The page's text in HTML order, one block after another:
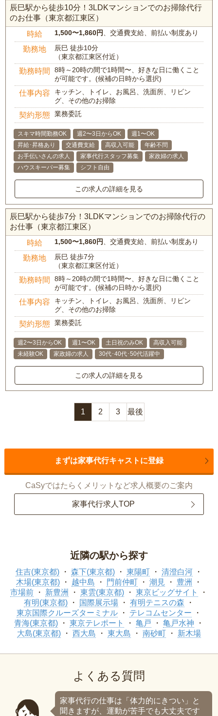
辰巳駅から徒歩10分！3LDKマンションでのお掃除代行
のお仕事（東京都江東区）
時給 1,500〜1,860円 、交通費支給、前払い制度あり
勤務地
辰巳 徒歩10分
（東京都江東区付近）
勤務時間
8時～20時の間で1時間〜、好きな日に働くこと
が可能です。(候補の日時から選択)
仕事内容
キッチン、トイレ、お風呂、洗面所、リビン
グ、その他のお掃除
契約形態 業務委託
スキマ時間勤務OK 週2〜3日からOK
週1〜OK
昇給･昇格あり
交通費支給 高収入可能
年齢不問
お手伝いさんの求人
家事代行スタッフ募集
家政婦の求人
ハウスキーパー募集
シフト自由
この求人の詳細を見る
辰巳駅から徒歩7分！3LDKマンションでのお掃除代行の
お仕事（東京都江東区）
時給 1,500〜1,860円 、交通費支給、前払い制度あり
勤務地
辰巳 徒歩7分
（東京都江東区付近）
勤務時間
8時～20時の間で1時間〜、好きな日に働くこと
が可能です。(候補の日時から選択)
仕事内容
キッチン、トイレ、お風呂、洗面所、リビン
グ、その他のお掃除
契約形態 業務委託
週2〜3日からOK 週1〜OK 土日祝のみOK
高収入可能
未経験OK
家政婦の求人 30代･40代･50代活躍中
この求人の詳細を見る
1 2 3 最後
まずは家事代行キャストに登録
CaSyではたらくメリットなど求人概要のご案内
家事代行求人TOP
近隣の駅から探す
住吉(東京都) 森下(東京都) 東陽町
清澄白河
木場(東京都)
越中島 門前仲町 潮見
豊洲
市場前
新豊洲 東雲(東京都)
東京ビッグサイト
有明(東京都)
国際展示場
有明テニスの森
東京国際クルーズターミナル
テレコムセンター
青海(東京都)
東京テレポート 亀戸
亀戸水神
大島(東京都)
西大島 東大島 南砂町 新木場
よくある質問
家事代行の仕事は「体力的にきつい」と
聞きますが、運動が苦手でも大丈夫です